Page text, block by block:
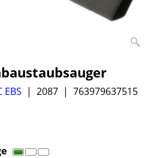
2087 763979637515